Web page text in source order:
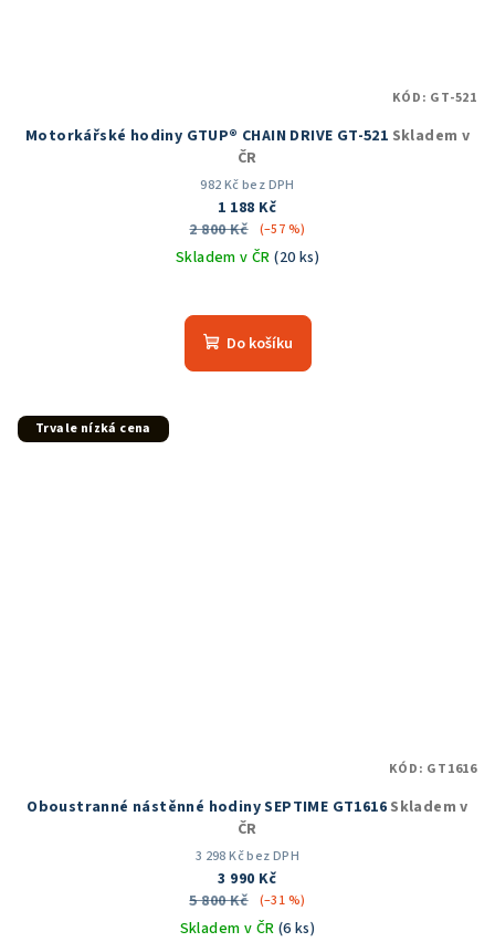
Motorkářské hodiny GTUP® CHAIN DRIVE GT-521 Skladem v
ČR
982 Kč bez DPH
1 188 Kč
2 800 Kč
(–57 %)
Skladem v ČR(20 ks)
hodnocení
produktu
Do košíku
KÓD: GT-521
Trvale nízká cena
Oboustranné nástěnné hodiny SEPTIME GT1616 Skladem v
ČR
3 298 Kč bez DPH
3 990 Kč
5 800 Kč
(–31 %)
Skladem v ČR (6 ks)
KÓD: GT1616